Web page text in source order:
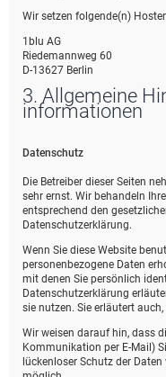
Wir setzen folgende(n)
1blu AG
Riedemannweg 60
D-13627 Berlin
3. Allgemeine
informationen
Datenschutz
Die Betreiber dieser Seiten
sehr ernst. Wir behandeln
entsprechend den
Datenschutzerklärung.
Wenn Sie diese Website
personenbezogene Daten
mit denen Sie persönlich
Datenschutzerklärung
sie nutzen. Sie erläutert
Wir weisen darauf hin, dass
Kommunikation per E-Mail)
lückenloser Schutz der